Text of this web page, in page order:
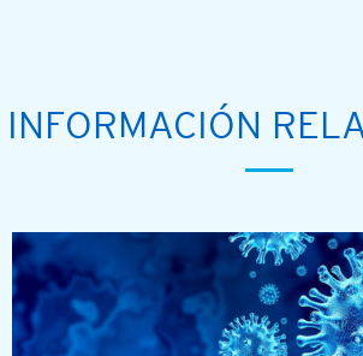
INFORMACIÓN